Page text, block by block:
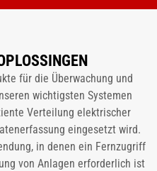
für die Überwachung und
wichtigsten Systemen
Verteilung elektrischer
eingesetzt wird.
in denen ein Fernzugriff
von Anlagen erforderlich ist